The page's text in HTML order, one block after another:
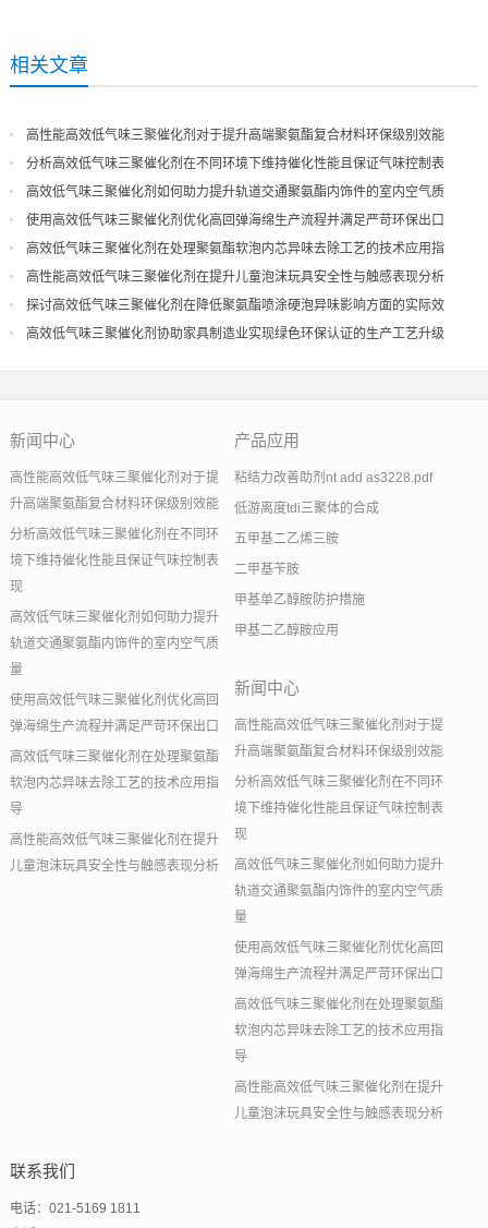
相关文章
高性能高效低气味三聚催化剂对于提升高端聚氨酯复合材料环保级别效能
分析高效低气味三聚催化剂在不同环境下维持催化性能且保证气味控制表
现
高效低气味三聚催化剂如何助力提升轨道交通聚氨酯内饰件的室内空气质
量
使用高效低气味三聚催化剂优化高回弹海绵生产流程并满足严苛环保出口
高效低气味三聚催化剂在处理聚氨酯软泡内芯异味去除工艺的技术应用指
导
高性能高效低气味三聚催化剂在提升儿童泡沫玩具安全性与触感表现分析
探讨高效低气味三聚催化剂在降低聚氨酯喷涂硬泡异味影响方面的实际效
果
高效低气味三聚催化剂协助家具制造业实现绿色环保认证的生产工艺升级
新闻中心
高性能高效低气味三聚催化剂对于提
升高端聚氨酯复合材料环保级别效能
分析高效低气味三聚催化剂在不同环
境下维持催化性能且保证气味控制表
现
高效低气味三聚催化剂如何助力提升
轨道交通聚氨酯内饰件的室内空气质
量
使用高效低气味三聚催化剂优化高回
弹海绵生产流程并满足严苛环保出口
高效低气味三聚催化剂在处理聚氨酯
软泡内芯异味去除工艺的技术应用指
导
高性能高效低气味三聚催化剂在提升
儿童泡沫玩具安全性与触感表现分析
产品应用
粘结力改善助剂nt add as3228.pdf
低游离度tdi三聚体的合成
五甲基二乙烯三胺
二甲基苄胺
甲基单乙醇胺防护措施
甲基二乙醇胺应用
新闻中心
高性能高效低气味三聚催化剂对于提
升高端聚氨酯复合材料环保级别效能
分析高效低气味三聚催化剂在不同环
境下维持催化性能且保证气味控制表
现
高效低气味三聚催化剂如何助力提升
轨道交通聚氨酯内饰件的室内空气质
量
使用高效低气味三聚催化剂优化高回
弹海绵生产流程并满足严苛环保出口
高效低气味三聚催化剂在处理聚氨酯
软泡内芯异味去除工艺的技术应用指
导
高性能高效低气味三聚催化剂在提升
儿童泡沫玩具安全性与触感表现分析
联系我们
电话：021-5169 1811